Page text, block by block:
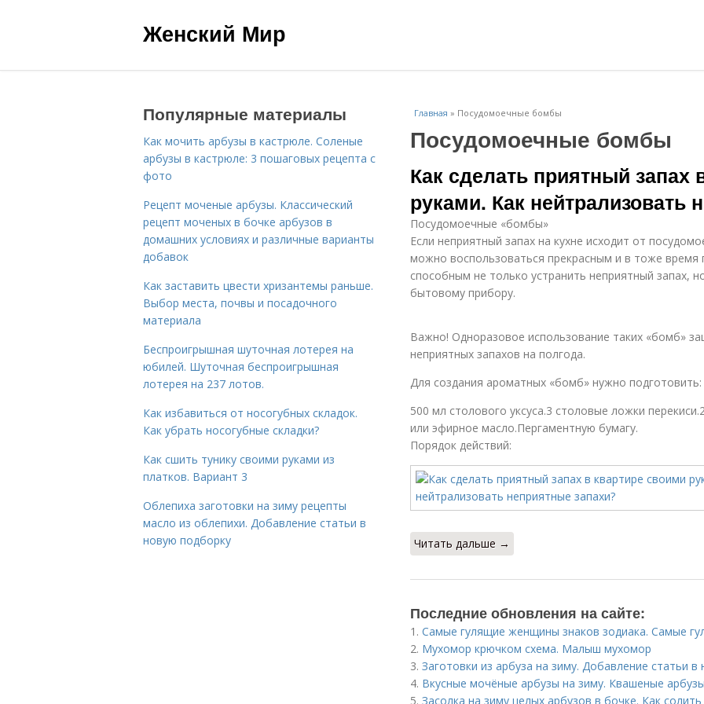
Женский Мир
Главная » Посудомоечные бомбы
Посудомоечные бомбы
Как сделать приятный запах
руками. Как нейтрализовать
Посудомоечные «бомбы»
Если неприятный запах на кухне исходит от
можно воспользоваться прекрасным и в тоже
способным не только устранить неприятный запах,
бытовому прибору.
Важно! Одноразовое использование таких «бомб»
неприятных запахов на полгода.
Для создания ароматных «бомб» нужно подготовить:
500 мл столового уксуса.3 столовые ложки
или эфирное масло.Пергаментную бумагу.
Порядок действий:
Читать дальше →
Последние обновления на сайте:
1. Самые гулящие женщины знаков зодиака. Самые
2. Мухомор крючком схема. Малыш мухомор
3. Заготовки из арбуза на зиму. Добавление статьи
4. Вкусные мочёные арбузы на зиму. Квашеные
5. Засолка на зиму целых арбузов в бочке. Как
Популярные материалы
Как мочить арбузы в кастрюле. Соленые
арбузы в кастрюле: 3 пошаговых рецепта с
фото
Рецепт моченые арбузы. Классический
рецепт моченых в бочке арбузов в
домашних условиях и различные варианты
добавок
Как заставить цвести хризантемы раньше.
Выбор места, почвы и посадочного
материала
Беспроигрышная шуточная лотерея на
юбилей. Шуточная беспроигрышная
лотерея на 237 лотов.
Как избавиться от носогубных складок.
Как убрать носогубные складки?
Как сшить тунику своими руками из
платков. Вариант 3
Облепиха заготовки на зиму рецепты
масло из облепихи. Добавление статьи в
новую подборку